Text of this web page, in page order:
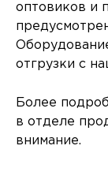
оптовиков и
отгрузки с
Более
в отделе
внимание.